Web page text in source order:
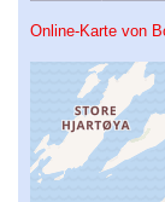
Online-Karte von